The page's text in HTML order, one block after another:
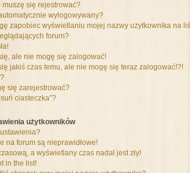
muszę się rejestrować?
wylogowywany?
zapobiec wyświetlaniu mojej nazwy użytkownika na
forum?
ale nie mogę się zalogować!
jakiś czas temu, ale nie mogę się teraz zalogować!?!
się zarejestrować?
ciasteczka”?
użytkowników
na forum są nieprawidłowe!
a wyświetlany czas nadal jest zły!
in the list!